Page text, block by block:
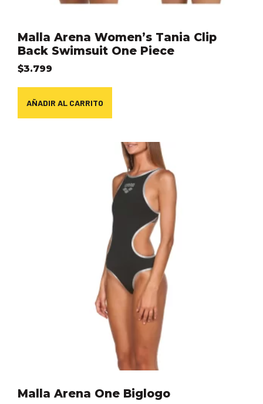
Malla Arena Women’s Tania Clip
Back Swimsuit One Piece
$3.799
AÑADIR AL CARRITO
Malla Arena One Biglogo